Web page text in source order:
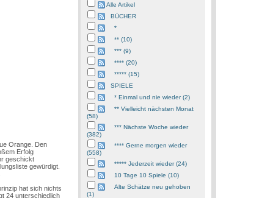
Orange. Den
Erfolg
geschickt
gewürdigt.
hat sich nichts
24 unterschiedlich
Alle Artikel
BÜCHER
*
** (10)
*** (9)
**** (20)
***** (15)
SPIELE
* Einmal und nie wieder (2)
** Vielleicht nächsten Monat
(58)
*** Nächste Woche wieder
(382)
**** Gerne morgen wieder
(558)
***** Jederzeit wieder (24)
10 Tage 10 Spiele (10)
Alte Schätze neu gehoben
(1)